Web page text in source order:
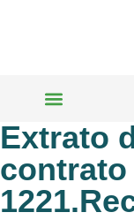
Extrato
contrato